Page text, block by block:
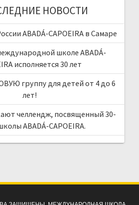
НОВОСТИ
ABADÁ-CAPOEIRA в Самаре
школе ABADÁ-
исполняется 30 лет
группу для детей от 4 до 6
лет!
челлендж, посвященный 30-
ABADÁ-CAPOEIRA.